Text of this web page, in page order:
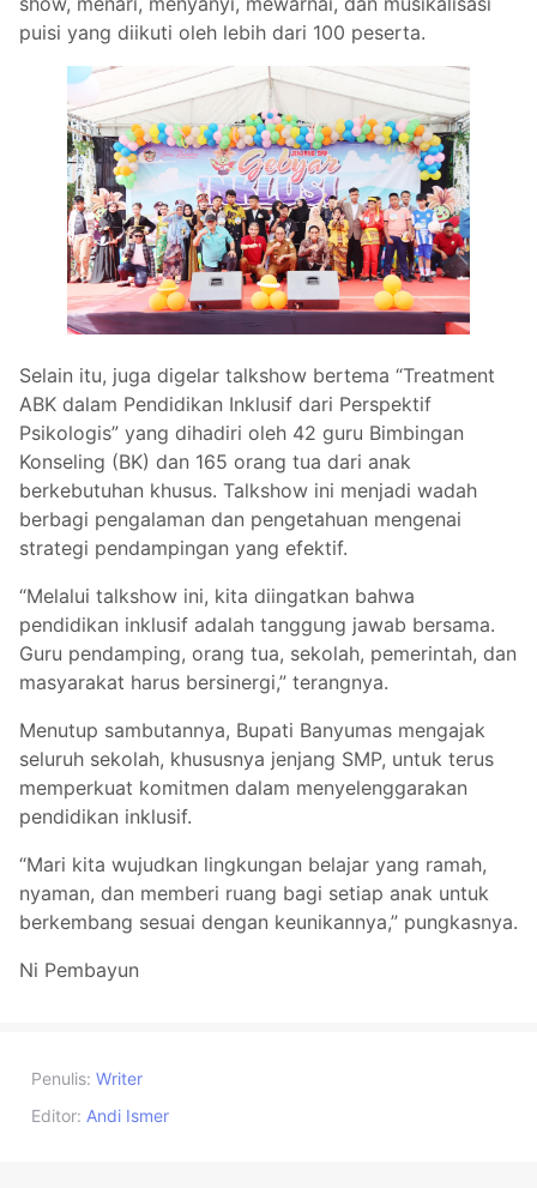
puisi yang diikuti oleh lebih dari 100 peserta.
Selain itu, juga digelar talkshow bertema “Treatment
ABK dalam Pendidikan Inklusif dari Perspektif
Psikologis” yang dihadiri oleh 42 guru Bimbingan
Konseling (BK) dan 165 orang tua dari anak
berkebutuhan khusus. Talkshow ini menjadi wadah
berbagi pengalaman dan pengetahuan mengenai
strategi pendampingan yang efektif.
“Melalui talkshow ini, kita diingatkan bahwa
pendidikan inklusif adalah tanggung jawab bersama.
Guru pendamping, orang tua, sekolah, pemerintah, dan
masyarakat harus bersinergi,” terangnya.
Menutup sambutannya, Bupati Banyumas mengajak
seluruh sekolah, khususnya jenjang SMP, untuk terus
memperkuat komitmen dalam menyelenggarakan
pendidikan inklusif.
“Mari kita wujudkan lingkungan belajar yang ramah,
nyaman, dan memberi ruang bagi setiap anak untuk
berkembang sesuai dengan keunikannya,” pungkasnya.
Ni Pembayun
Penulis: Writer
Editor: Andi Ismer